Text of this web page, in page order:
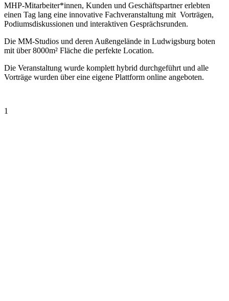
MHP-Mitarbeiter*innen, Kunden und Geschäftspartner erlebten
einen Tag lang eine innovative Fachveranstaltung mit Vorträgen,
Podiumsdiskussionen und interaktiven Gesprächsrunden.
Die MM-Studios und deren Außengelände in Ludwigsburg boten
mit über 8000m² Fläche die perfekte Location.
Die Veranstaltung wurde komplett hybrid durchgeführt und alle
Vorträge wurden über eine eigene Plattform online angeboten.
1